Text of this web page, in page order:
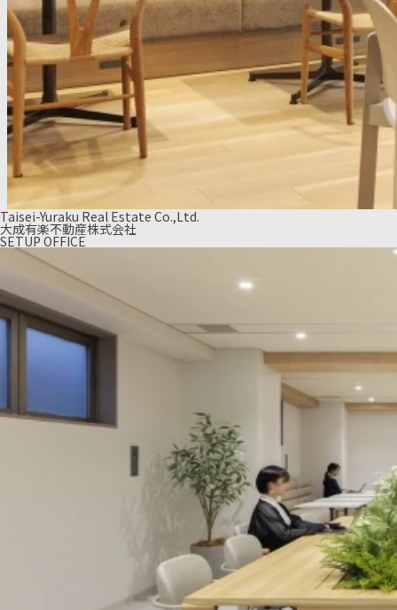
Taisei-Yuraku Real Estate Co.,Ltd.
大成有楽不動産株式会社
SETUP OFFICE